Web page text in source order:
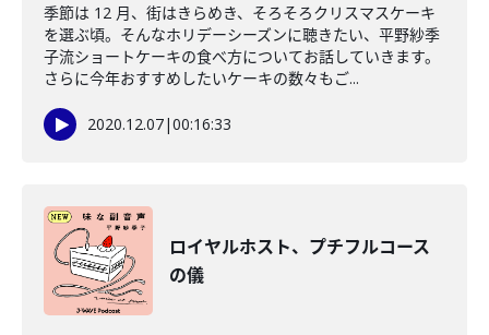
季節は 12 月、街はきらめき、そろそろクリスマスケーキ
を選ぶ頃。そんなホリデーシーズンに聴きたい、平野紗季
子流ショートケーキの食べ方についてお話していきます。
さらに今年おすすめしたいケーキの数々もご...
2020.12.07|00:16:33
ロイヤルホスト、プチフルコース
の儀